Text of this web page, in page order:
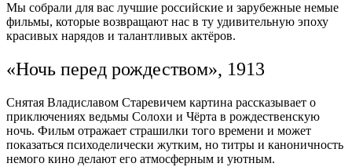
Мы собрали для вас лучшие российские и зарубежные немые
фильмы, которые возвращают нас в ту удивительную эпоху
красивых нарядов и талантливых актёров.
«Ночь перед рождеством», 1913
Снятая Владиславом Старевичем картина рассказывает о
приключениях ведьмы Солохи и Чёрта в рождественскую
ночь. Фильм отражает страшилки того времени и может
показаться психоделически жутким, но титры и каноничность
немого кино делают его атмосферным и уютным.